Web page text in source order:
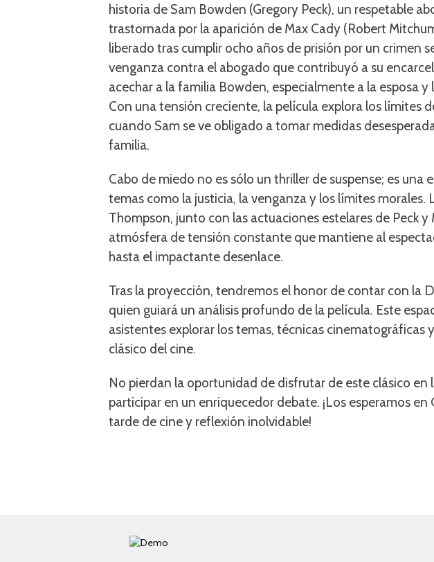
historia de Sam Bowden (Gregory Peck), un respetable
trastornada por la aparición de Max Cady (Robert
liberado tras cumplir ocho años de prisión por un crimen
venganza contra el abogado que contribuyó a su
acechar a la familia Bowden, especialmente a la esposa
Con una tensión creciente, la película explora los límites
cuando Sam se ve obligado a tomar medidas
familia.
Cabo de miedo no es sólo un thriller de suspense; es una
temas como la justicia, la venganza y los límites morales.
Thompson, junto con las actuaciones estelares de Peck y
atmósfera de tensión constante que mantiene al
hasta el impactante desenlace.
Tras la proyección, tendremos el honor de contar con la
quien guiará un análisis profundo de la película. Este
asistentes explorar los temas, técnicas cinematográficas
clásico del cine.
No pierdan la oportunidad de disfrutar de este clásico en
participar en un enriquecedor debate. ¡Los esperamos
tarde de cine y reflexión inolvidable!